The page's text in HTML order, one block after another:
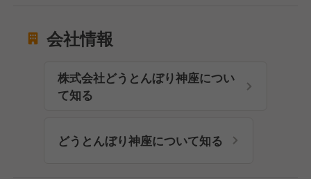
会社情報
株式会社どうとんぼり神座につい
て知る
どうとんぼり神座について知る